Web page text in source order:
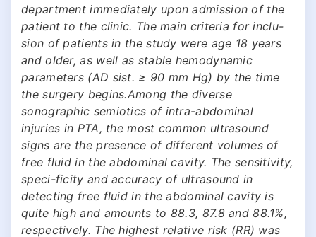
department immediately upon admission of the
patient to the clinic. The main criteria for inclu-
sion of patients in the study were age 18 years
and older, as well as stable hemodynamic
parameters (AD sist. ≥ 90 mm Hg) by the time
the surgery begins.Among the diverse
sonographic semiotics of intra-abdominal
injuries in PTA, the most common ultrasound
signs are the presence of different volumes of
free fluid in the abdominal cavity. The sensitivity,
speci-ficity and accuracy of ultrasound in
detecting free fluid in the abdominal cavity is
quite high and amounts to 88.3, 87.8 and 88.1%,
respectively. The highest relative risk (RR) was